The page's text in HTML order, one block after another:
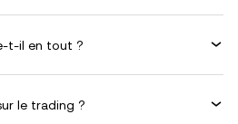
t-il en tout ?
le trading ?